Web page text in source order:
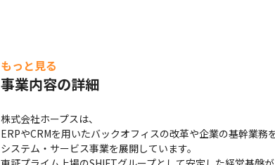
もっと見る
事業内容の詳細
株式会社ホープスは、
ERPやCRMを用いたバックオフィスの改革や企業の基幹業務
システム・サービス事業を展開しています。